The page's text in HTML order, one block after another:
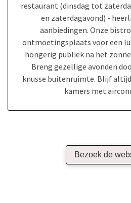
restaurant (dinsdag tot
en zaterdagavond) -
aanbiedingen. Onze
ontmoetingsplaats voor een
hongerig publiek na het
Breng gezellige avonden
knusse buitenruimte. Blijf
kamers met
Bezoek de